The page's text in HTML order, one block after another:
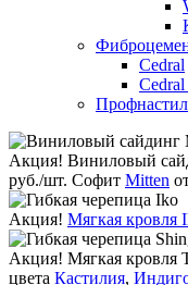
Cedral
Профнастил
Акция! Виниловый
руб./шт. Софит Mitten
Акция! Мягкая кровля
Акция! Мягкая кровля
цвета Кастилия,